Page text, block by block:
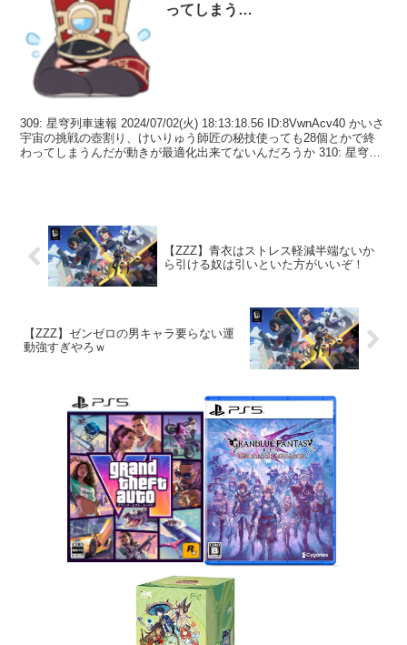
ってしまう…
309: 星穹列車速報 2024/07/02(火) 18:13:18.56 ID:8VwnAcv40 かいさ
宇宙の挑戦の壺割り、けいりゅう師匠の秘技使っても28個とかで終
わってしまうんだが動きが最適化出来てないんだろうか 310: 星穹列
【ZZZ】青衣はストレス軽減半端ないか
ら引ける奴は引いといた方がいいぞ！
【ZZZ】ゼンゼロの男キャラ要らない運
動強すぎやろｗ